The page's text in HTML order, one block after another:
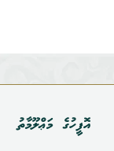
އޮފީހުގެ މަޢްލޫމާތު